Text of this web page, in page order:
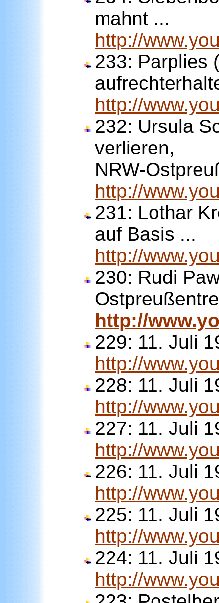
mahnt ...
http://
233: Parplies
http://
232: Ursula
verlieren,
NRW-
http://
231: Lothar
auf Basis ...
http://
230: Rudi
http://
229: 11. Juli
http://
228: 11. Juli
http://
227: 11. Juli
http://
226: 11. Juli
http://
225: 11. Juli
http://
224: 11. Juli
http://